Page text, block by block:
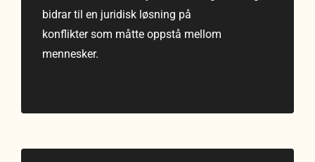
bidrar til en juridisk løsning på
konflikter som måtte oppstå mellom
mennesker.